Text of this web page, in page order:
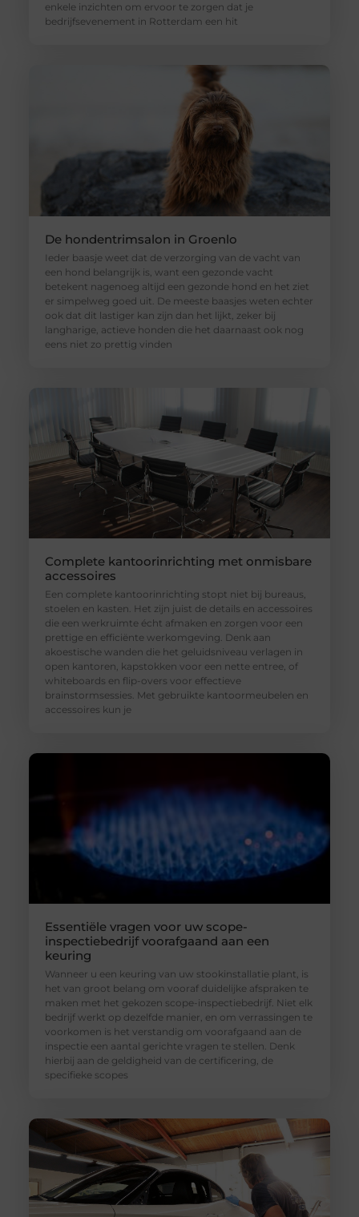
enkele inzichten om ervoor te zorgen dat je
bedrijfsevenement in Rotterdam een hit
De hondentrimsalon in Groenlo
Ieder baasje weet dat de verzorging van de vacht van
een hond belangrijk is, want een gezonde vacht
betekent nagenoeg altijd een gezonde hond en het ziet
er simpelweg goed uit. De meeste baasjes weten echter
ook dat dit lastiger kan zijn dan het lijkt, zeker bij
langharige, actieve honden die het daarnaast ook nog
eens niet zo prettig vinden
Complete kantoorinrichting met onmisbare
accessoires
Een complete kantoorinrichting stopt niet bij bureaus,
stoelen en kasten. Het zijn juist de details en accessoires
die een werkruimte écht afmaken en zorgen voor een
prettige en efficiënte werkomgeving. Denk aan
akoestische wanden die het geluidsniveau verlagen in
open kantoren, kapstokken voor een nette entree, of
whiteboards en flip-overs voor effectieve
brainstormsessies. Met gebruikte kantoormeubelen en
accessoires kun je
Essentiële vragen voor uw scope-
inspectiebedrijf voorafgaand aan een
keuring
Wanneer u een keuring van uw stookinstallatie plant, is
het van groot belang om vooraf duidelijke afspraken te
maken met het gekozen scope-inspectiebedrijf. Niet elk
bedrijf werkt op dezelfde manier, en om verrassingen te
voorkomen is het verstandig om voorafgaand aan de
inspectie een aantal gerichte vragen te stellen. Denk
hierbij aan de geldigheid van de certificering, de
specifieke scopes